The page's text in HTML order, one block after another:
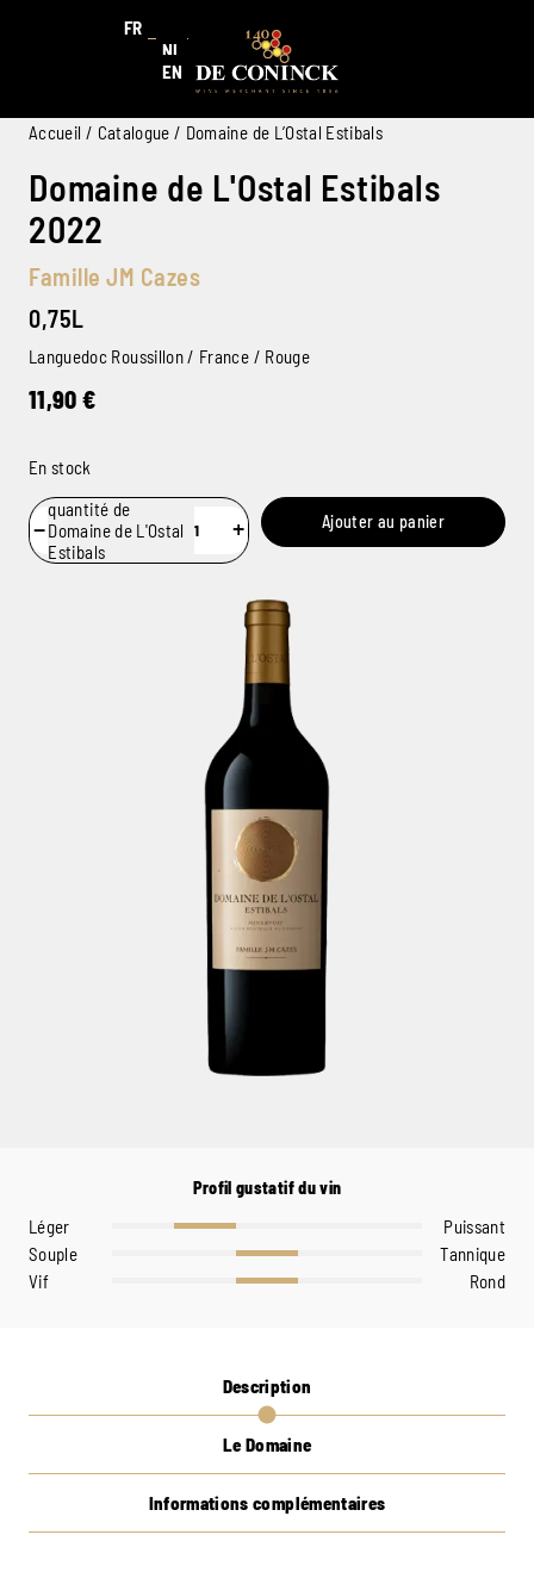
FR
NL
EN
Accueil / Catalogue / Domaine de L’Ostal Estibals
Domaine de L'Ostal Estibals
2022
Famille JM Cazes
0,75L
Languedoc Roussillon / France / Rouge
11,90 €
En stock
−
quantité de
Domaine de L'Ostal
Estibals
+ Ajouter au panier
Profil gustatif du vin
Léger
Puissant
Souple
Tannique
Vif
Rond
Description
Le Domaine
Informations complémentaires